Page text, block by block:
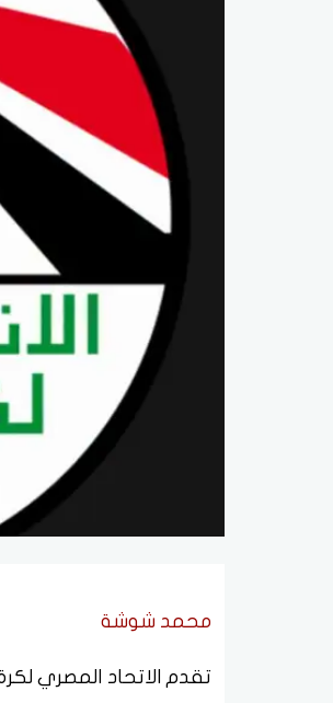
محمد شوشة
تقدم الاتحاد المصري